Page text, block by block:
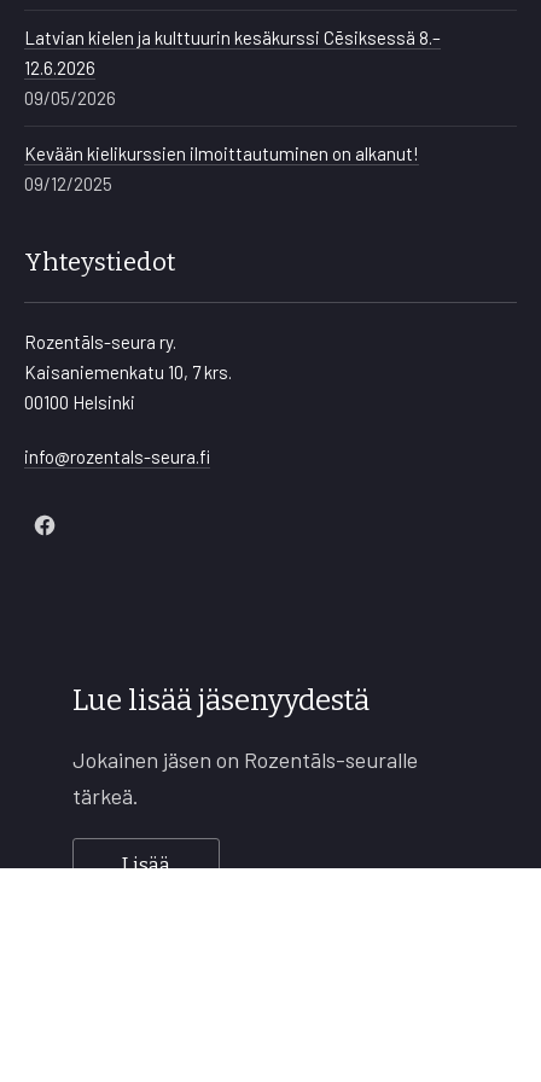
Latvian kielen ja kulttuurin kesäkurssi Cēsiksessä 8.–
12.6.2026
09/05/2026
Kevään kielikurssien ilmoittautuminen on alkanut!
09/12/2025
Yhteystiedot
Rozentāls-seura ry.
Kaisaniemenkatu 10, 7 krs.
00100 Helsinki
info@rozentals-seura.fi
New
Lue lisää jäsenyydestä
Jokainen jäsen on Rozentāls-seuralle
tärkeä.
Lisää